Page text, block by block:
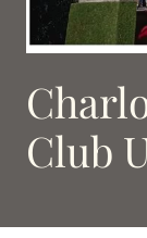
Club